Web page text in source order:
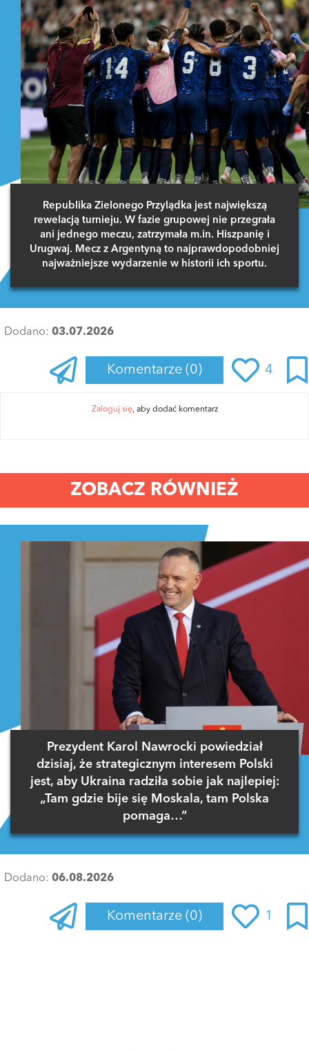
Republika Zielonego Przylądka jest największą
rewelacją turnieju. W fazie grupowej nie przegrała
ani jednego meczu, zatrzymała m.in. Hiszpanię i
Urugwaj. Mecz z Argentyną to najprawdopodobniej
najważniejsze wydarzenie w historii ich sportu.
Dodano: 03.07.2026
Komentarze (0) 4
Zaloguj się, aby dodać komentarz
ZOBACZ RÓWNIEŻ
Prezydent Karol Nawrocki powiedział
dzisiaj, że strategicznym interesem Polski
jest, aby Ukraina radziła sobie jak najlepiej:
„Tam gdzie bije się Moskala, tam Polska
pomaga…”
Dodano: 06.08.2026
Komentarze (0) 1